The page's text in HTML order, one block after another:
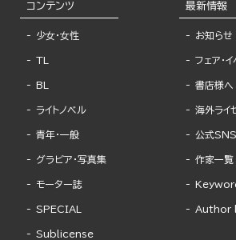
コンテンツ
少女・女性
TL
BL
ライトノベル
青年・一般
グラビア・写真集
モーター誌
SPECIAL
Sublicense
最新情報
お知らせ
フェア・
書店様へ
海外ライ
公式SNS
作家一覧
Author